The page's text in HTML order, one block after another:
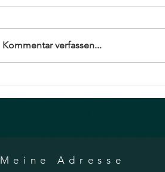
Verkaufsfläche
Kommentar verfassen...
Meine Adresse